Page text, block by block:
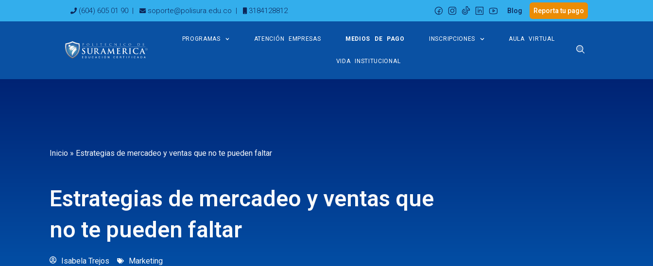
(604) 605 01 90 | soporte@polisura.edu.co | 3184128812 Blog Reporta tu pago
PROGRAMAS ATENCIÓN EMPRESAS MEDIOS DE PAGO INSCRIPCIONES AULA VIRTUAL
VIDA INSTITUCIONAL
Inicio » Estrategias de mercadeo y ventas que no te pueden faltar
Estrategias de mercadeo y ventas que
no te pueden faltar
Isabela Trejos Marketing